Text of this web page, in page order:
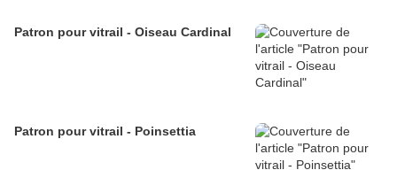
Patron pour vitrail - Oiseau Cardinal
Patron pour vitrail - Poinsettia